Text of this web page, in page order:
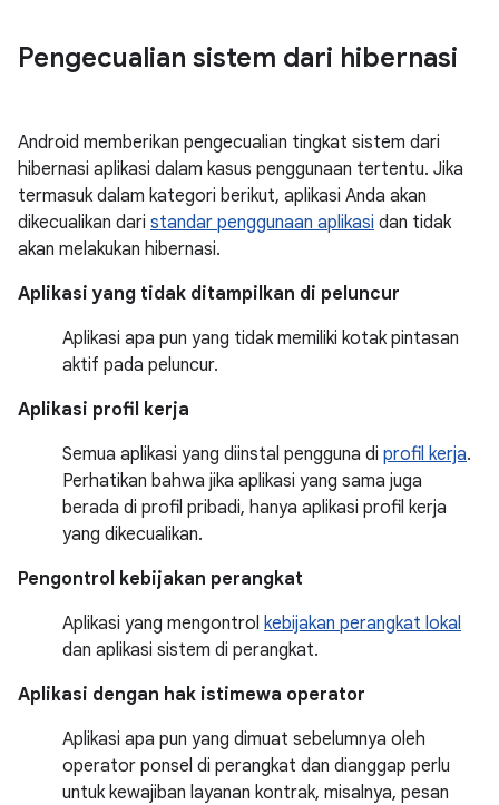
Pengecualian sistem dari hibernasi
Android memberikan pengecualian tingkat sistem dari
hibernasi aplikasi dalam kasus penggunaan tertentu. Jika
termasuk dalam kategori berikut, aplikasi Anda akan
dikecualikan dari standar penggunaan aplikasi dan tidak
akan melakukan hibernasi.
Aplikasi yang tidak ditampilkan di peluncur
Aplikasi apa pun yang tidak memiliki kotak pintasan
aktif pada peluncur.
Aplikasi profil kerja
Semua aplikasi yang diinstal pengguna di profil kerja.
Perhatikan bahwa jika aplikasi yang sama juga
berada di profil pribadi, hanya aplikasi profil kerja
yang dikecualikan.
Pengontrol kebijakan perangkat
Aplikasi yang mengontrol kebijakan perangkat lokal
dan aplikasi sistem di perangkat.
Aplikasi dengan hak istimewa operator
Aplikasi apa pun yang dimuat sebelumnya oleh
operator ponsel di perangkat dan dianggap perlu
untuk kewajiban layanan kontrak, misalnya, pesan